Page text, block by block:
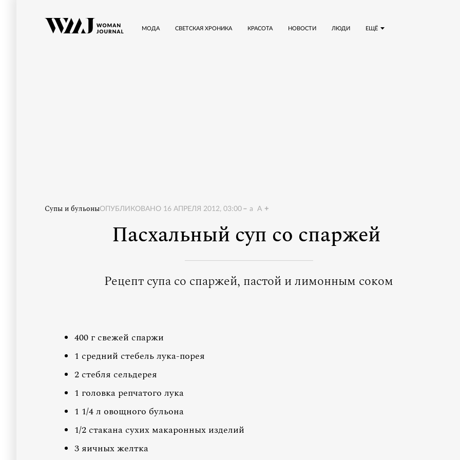
ЕЩЁ
МОДА СВЕТСКАЯ ХРОНИКА КРАСОТА НОВОСТИ ЛЮДИ
Супы и бульоныОПУБЛИКОВАНО 16 АПРЕЛЯ 2012, 03:00 a A
Пасхальный суп со спаржей
Рецепт супа со спаржей, пастой и лимонным соком
400 г свежей спаржи
1 средний стебель лука-порея
2 стебля сельдерея
1 головка репчатого лука
1 1/4 л овощного бульона
1/2 стакана сухих макаронных изделий
3 яичных желтка